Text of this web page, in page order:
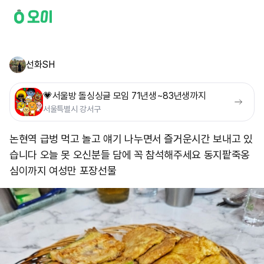
선화SH
💗서울방 돌싱싱글 모임 71년생~83년생까지
서울특별시 강서구
논현역 급벙 먹고 놀고 얘기 나누면서 즐거운시간 보내고 있
습니다 오늘 못 오신분들 담에 꼭 참석해주세요 동지팥죽옹
심이까지 여성만 포장선물